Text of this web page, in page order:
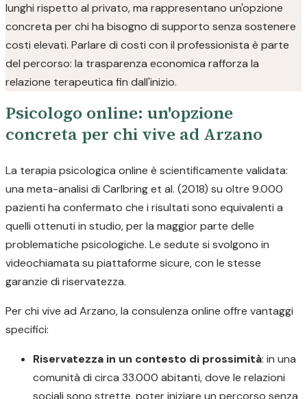
lunghi rispetto al privato, ma rappresentano un'opzione
concreta per chi ha bisogno di supporto senza sostenere
costi elevati. Parlare di costi con il professionista è parte
del percorso: la trasparenza economica rafforza la
relazione terapeutica fin dall'inizio.
Psicologo online: un'opzione
concreta per chi vive ad Arzano
La terapia psicologica online è scientificamente validata:
una meta-analisi di Carlbring et al. (2018) su oltre 9.000
pazienti ha confermato che i risultati sono equivalenti a
quelli ottenuti in studio, per la maggior parte delle
problematiche psicologiche. Le sedute si svolgono in
videochiamata su piattaforme sicure, con le stesse
garanzie di riservatezza.
Per chi vive ad Arzano, la consulenza online offre vantaggi
specifici:
Riservatezza in un contesto di prossimità: in una
comunità di circa 33.000 abitanti, dove le relazioni
sociali sono strette, poter iniziare un percorso senza